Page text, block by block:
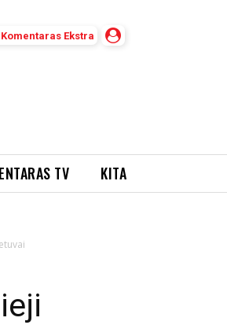
Ekstra
TV KITA